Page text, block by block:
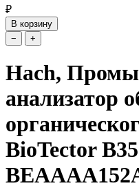
₽
В корзину
−
+
Hach,
анализатор
BioTector